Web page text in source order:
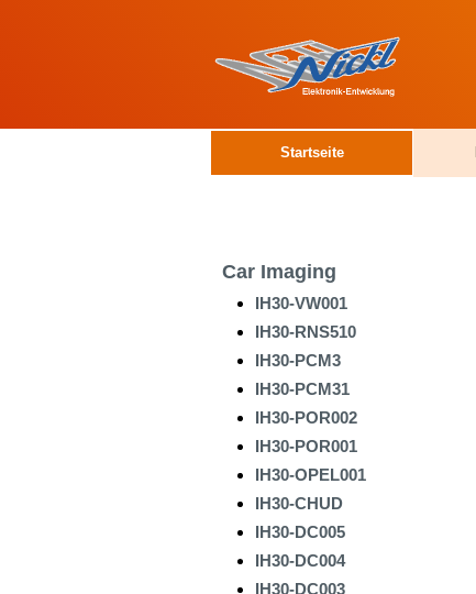
Startseite
Car Imaging
IH30-VW001
IH30-RNS510
IH30-PCM3
IH30-PCM31
IH30-POR002
IH30-POR001
IH30-OPEL001
IH30-CHUD
IH30-DC005
IH30-DC004
IH30-DC003